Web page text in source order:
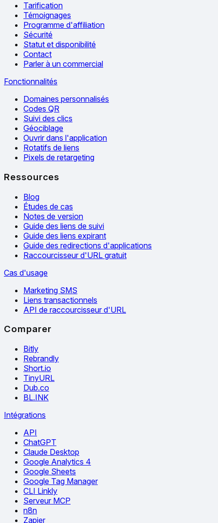
Tarification
Témoignages
Programme d'affiliation
Sécurité
Statut et disponibilité
Contact
Parler à un commercial
Fonctionnalités
Domaines personnalisés
Codes QR
Suivi des clics
Géociblage
Ouvrir dans l'application
Rotatifs de liens
Pixels de retargeting
Ressources
Blog
Études de cas
Notes de version
Guide des liens de suivi
Guide des liens expirant
Guide des redirections d'applications
Raccourcisseur d'URL gratuit
Cas d'usage
Marketing SMS
Liens transactionnels
API de raccourcisseur d'URL
Comparer
Bitly
Rebrandly
Short.io
TinyURL
Dub.co
BL.INK
Intégrations
API
ChatGPT
Claude Desktop
Google Analytics 4
Google Sheets
Google Tag Manager
CLI Linkly
Serveur MCP
n8n
Zapier